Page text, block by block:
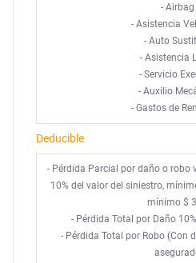
- Airbag
- Asistencia
- Auto
- Asistencia
- Servicio
- Auxilio
- Gastos de
Deducible
- Pérdida Parcial por daño o robo
10% del valor del siniestro,
mínimo $
- Pérdida Total por Daño
- Pérdida Total por Robo (Con